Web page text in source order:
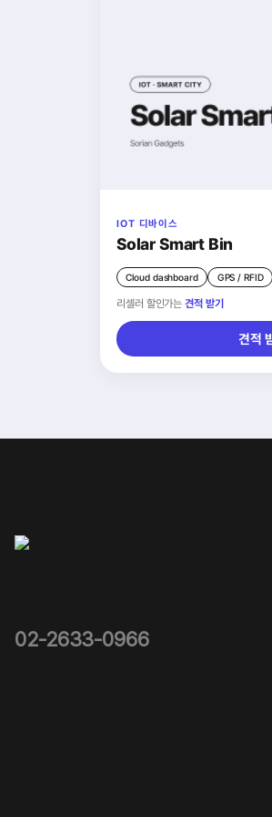
IOT 디바이스
Solar Smart Bin
Cloud dashboard GPS / RFID
리셀러 할인가는견적 받기
견적
02-2633-0966